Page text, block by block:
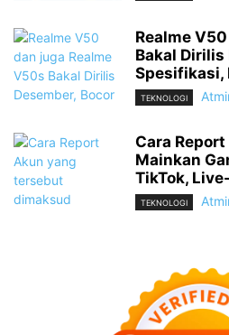
Realme
Bakal Dirilis
Spesifikasi,
TEKNOLOGI
Cara
Mainkan
TikTok,
TEKNOLOGI